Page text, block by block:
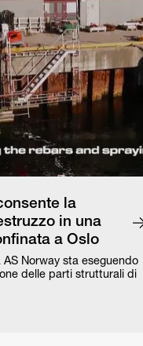
la
in una
a Oslo
Norway sta eseguendo
delle parti strutturali di